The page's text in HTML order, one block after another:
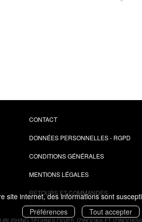
site internet, des informations sont
Préférences
Tout accepter
CONTACT
DONNÉES PERSONNELLES - RGPD
CONDITIONS GÉNÉRALES
MENTIONS LÉGALES
RETOURS ET COMMANDES
TECHNOLOGIES. IZIBOOK®ETIZIBOOKS®